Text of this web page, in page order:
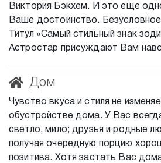
Виктория Бэкхем. И это еще
Ваше достоинство.
Титул «Самый стильный знак
Астростар присуждают Вам
Дом
Чувство вкуса и стиля не
обустройстве дома. У Вас
светло, мило; друзья и родные
получая очередную порцию
позитива. Хотя застать Вас